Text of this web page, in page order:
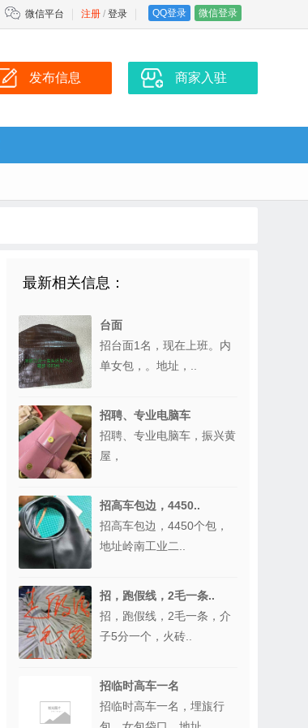
注册 / 登录 QQ登录 微信登录
微信平台
发布信息 商家入驻
最新相关信息：
台面
招台面1名，现在上班。内
单女包，。地址，..
招聘、专业电脑车
招聘、专业电脑车，振兴黄
屋，
招高车包边，4450..
招高车包边，4450个包，
地址岭南工业二..
招，跑假线，2毛一条..
招，跑假线，2毛一条，介
子5分一个，火砖..
招临时高车一名
招临时高车一名，埋旊行